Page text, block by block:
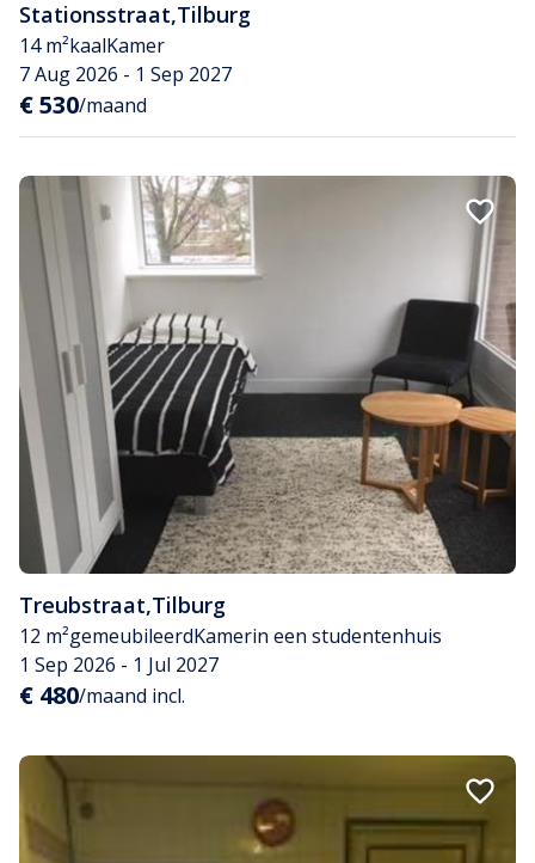
Stationsstraat,Tilburg
14 m²kaalKamer
7 Aug 2026 - 1 Sep 2027
€ 530/maand
Treubstraat,Tilburg
12 m²gemeubileerdKamerin een studentenhuis
1 Sep 2026 - 1 Jul 2027
€ 480/maand incl.